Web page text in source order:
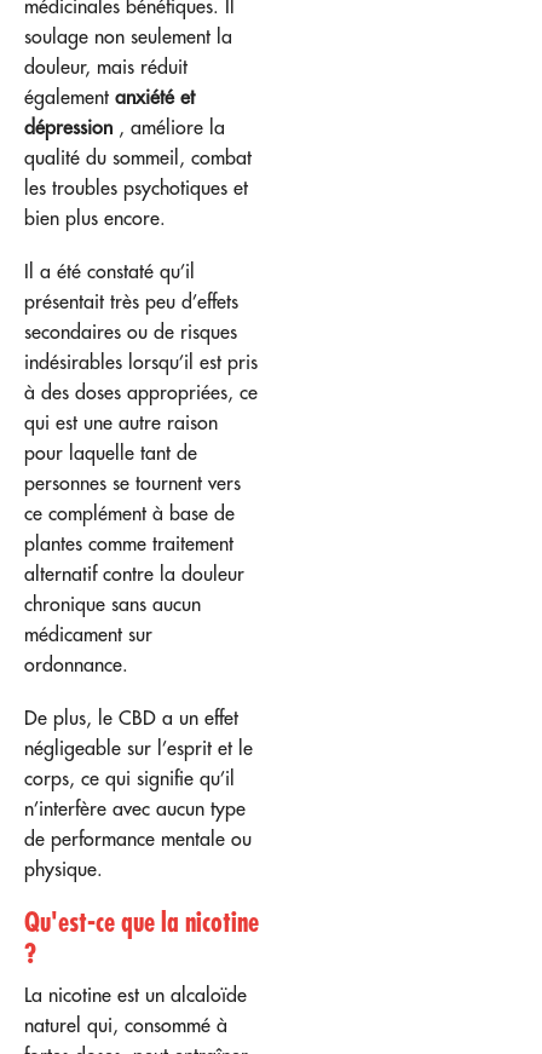
médicinales bénéfiques. Il
soulage non seulement la
douleur, mais réduit
également anxiété et
dépression , améliore la
qualité du sommeil, combat
les troubles psychotiques et
bien plus encore.
Il a été constaté qu’il
présentait très peu d’effets
secondaires ou de risques
indésirables lorsqu’il est pris
à des doses appropriées, ce
qui est une autre raison
pour laquelle tant de
personnes se tournent vers
ce complément à base de
plantes comme traitement
alternatif contre la douleur
chronique sans aucun
médicament sur
ordonnance.
De plus, le CBD a un effet
négligeable sur l’esprit et le
corps, ce qui signifie qu’il
n’interfère avec aucun type
de performance mentale ou
physique.
Qu'est-ce que la nicotine
?
La nicotine est un alcaloïde
naturel qui, consommé à